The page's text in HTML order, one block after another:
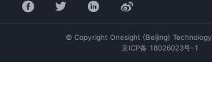
© Copyright Onesight (Beijing)
京ICP备 18026023号-1